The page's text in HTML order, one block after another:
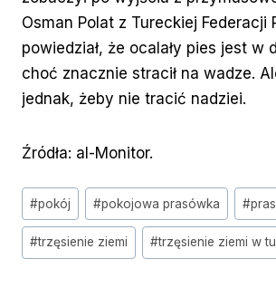
Osman Polat z Tureckiej Federacji
powiedział, że ocalały pies jest w
choć znacznie stracił na wadze.
jednak, żeby nie tracić nadziei.
Źródła: al-Monitor.
Tagi
wpisu:
#pokój #pokojowa prasówka #
#trzęsienie ziemi #trzęsienie ziemi w